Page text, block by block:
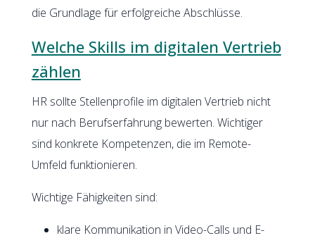
die Grundlage für erfolgreiche Abschlüsse.
Welche Skills im digitalen Vertrieb
zählen
HR sollte Stellenprofile im digitalen Vertrieb nicht
nur nach Berufserfahrung bewerten. Wichtiger
sind konkrete Kompetenzen, die im Remote-
Umfeld funktionieren.
Wichtige Fähigkeiten sind:
klare Kommunikation in Video-Calls und E-